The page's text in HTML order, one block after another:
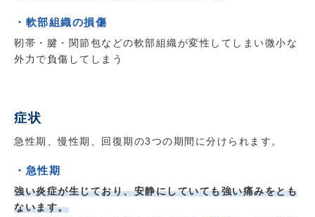
・軟部組織の損傷
靭帯・腱・関節包などの軟部組織が変性してしまい微小な
外力で負傷してしまう
症状
急性期、慢性期、回復期の3つの期間に分けられます。
・急性期
強い炎症が生じており、安静にしていても強い痛みをとも
ないます。